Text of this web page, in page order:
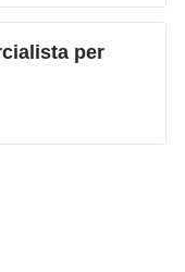
per